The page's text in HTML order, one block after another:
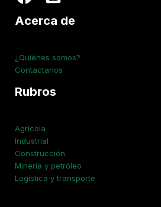
Acerca de
¿Quiénes somos?
Contactanos
Rubros
Agrícola
Industrial
Construcción
Minería y petróleo
Logística y transporte